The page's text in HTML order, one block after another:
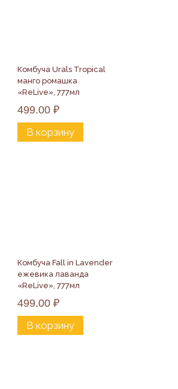
Комбуча Urals Tropical
манго ромашка
«ReLive», 777мл
499.00 ₽
В корзину
Комбуча Fall in Lavender
ежевика лаванда
«ReLive», 777мл
499.00 ₽
В корзину